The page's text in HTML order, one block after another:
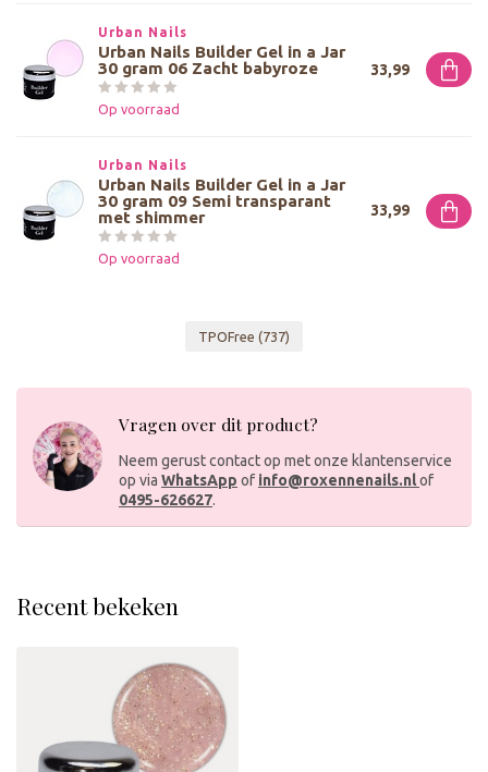
Urban Nails
Urban Nails Builder Gel in a Jar
30 gram 06 Zacht babyroze
Op voorraad
33,99
Urban Nails
Urban Nails Builder Gel in a Jar
30 gram 09 Semi transparant
met shimmer
Op voorraad
33,99
TPOFree (737)
Vragen over dit product?
Neem gerust contact op met onze klantenservice
op via WhatsApp of info@roxennenails.nlof
0495-626627.
Recent bekeken